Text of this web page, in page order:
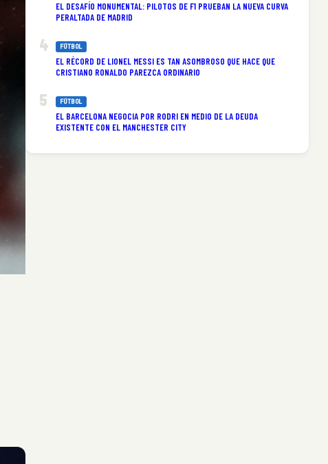
EL DESAFÍO MONUMENTAL: PILOTOS DE F1 PRUEBAN LA NUEVA CURVA
PERALTADA DE MADRID
FÚTBOL
EL RÉCORD DE LIONEL MESSI ES TAN ASOMBROSO QUE HACE QUE
CRISTIANO RONALDO PAREZCA ORDINARIO
FÚTBOL
EL BARCELONA NEGOCIA POR RODRI EN MEDIO DE LA DEUDA
EXISTENTE CON EL MANCHESTER CITY